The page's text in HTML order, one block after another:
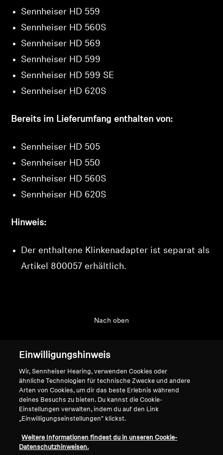
Sennheiser HD 559
Sennheiser HD 560S
Sennheiser HD 569
Sennheiser HD 599
Sennheiser HD 599 SE
Sennheiser HD 620S
Bereits im Lieferumfang enthalten von:
Sennheiser HD 505
Sennheiser HD 550
Sennheiser HD 560S
Sennheiser HD 620S
Hinweis:
Der enthaltene Klinkenadapter ist separat als
Artikel 800057 erhältlich.
Nach oben
Impressum
Vertrag widerrufen
Globale Datenschutzrichtlinie
Allgemeine
Geschäftsbedingungen für
Unser Unternehmen
Karriere bei Sonova
Sennheiser Consumer
Einwilligungshinweis
Wir, Sennheiser Hearing, verwenden Cookies oder
ähnliche Technologien für technische Zwecke und andere
Arten von Cookies, um dir das beste Erlebnis während
deines Besuchs zu bieten. Du kannst die Cookie-
Einstellungen verwalten, indem du auf den Link
„Einwilligungseinstellungen" klickst.
Weitere Informationen findest du in unseren Cookie-
Datenschutzhinweisen.